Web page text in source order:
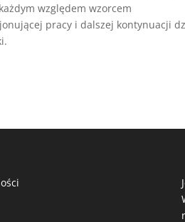
względem wzorcem
pracy i dalszej kontynuacji